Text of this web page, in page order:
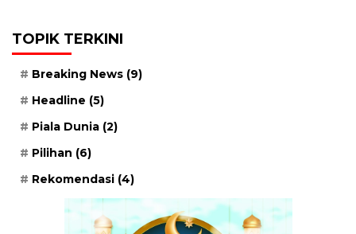
TOPIK TERKINI
Breaking News (9)
Headline (5)
Piala Dunia (2)
Pilihan (6)
Rekomendasi (4)